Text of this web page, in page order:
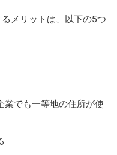
メリットは、以下の5つ
業でも一等地の住所が使